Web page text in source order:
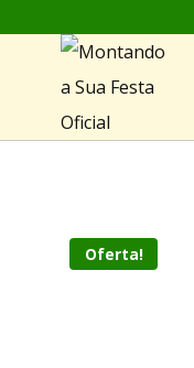
content
Oferta!